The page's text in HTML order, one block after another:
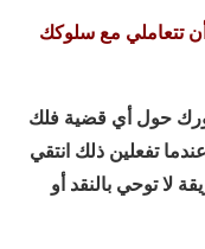
تتعاملي مع سلوكك
حول أي قضية فلك
تفعلين ذلك انتقي
لا توحي بالنقد أو